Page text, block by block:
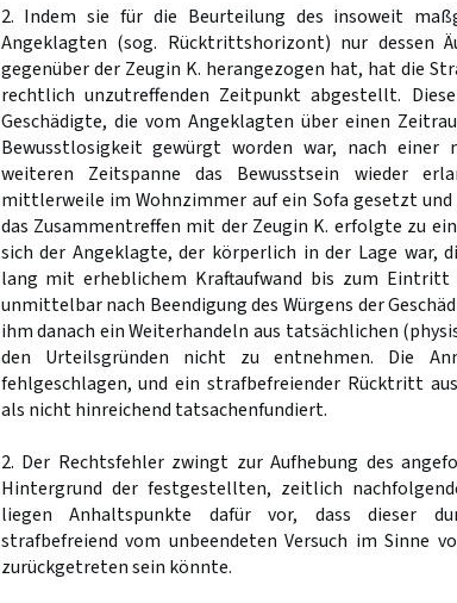
2. Indem sie für die Beurteilung des insoweit
Angeklagten (sog. Rücktrittshorizont) nur dessen
gegenüber der Zeugin K. herangezogen hat, hat die
rechtlich unzutreffenden Zeitpunkt abgestellt.
Geschädigte, die vom Angeklagten über einen
Bewusstlosigkeit gewürgt worden war, nach
weiteren Zeitspanne das Bewusstsein wieder
mittlerweile im Wohnzimmer auf ein Sofa gesetzt
das Zusammentreffen mit der Zeugin K. erfolgte zu
sich der Angeklagte, der körperlich in der Lage war,
lang mit erheblichem Kraftaufwand bis zum Eintritt
unmittelbar nach Beendigung des Würgens der
ihm danach ein Weiterhandeln aus tatsächlichen
den Urteilsgründen nicht zu entnehmen. Die
fehlgeschlagen, und ein strafbefreiender Rücktritt
als nicht hinreichend tatsachenfundiert.
2. Der Rechtsfehler zwingt zur Aufhebung des
Hintergrund der festgestellten, zeitlich
liegen Anhaltspunkte dafür vor, dass dieser
strafbefreiend vom unbeendeten Versuch im Sinne
zurückgetreten sein könnte.